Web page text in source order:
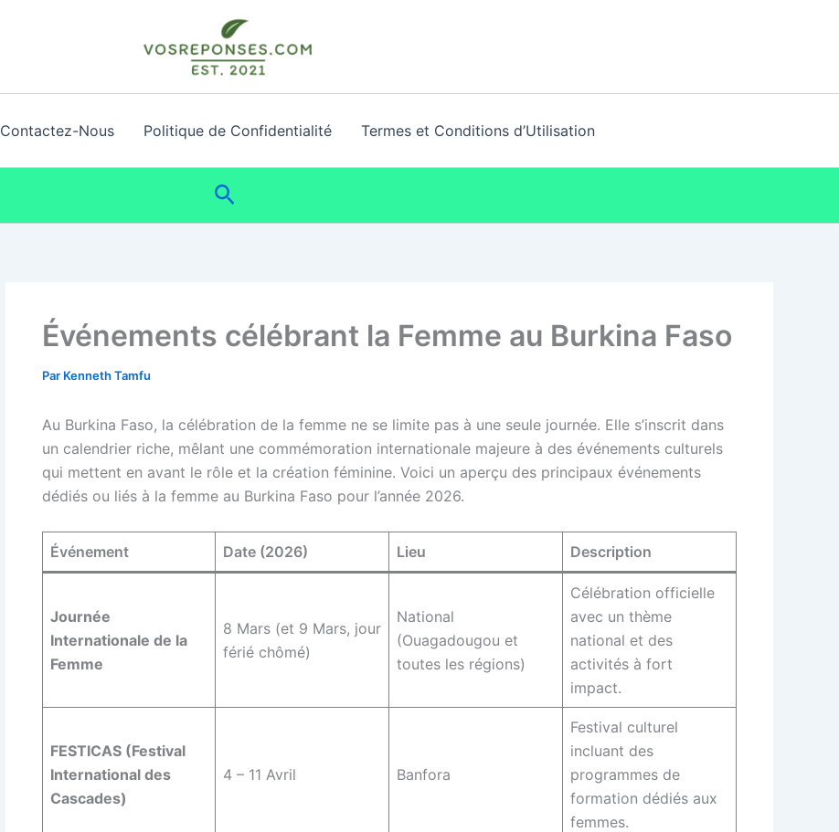
Contactez-Nous Politique de Confidentialité Termes et Conditions d’Utilisation
Rechercher
Événements célébrant la Femme au Burkina Faso
Par Kenneth Tamfu
Au Burkina Faso, la célébration de la femme ne se limite pas à une seule journée. Elle s’inscrit dans
un calendrier riche, mêlant une commémoration internationale majeure à des événements culturels
qui mettent en avant le rôle et la création féminine. Voici un aperçu des principaux événements
dédiés ou liés à la femme au Burkina Faso pour l’année 2026.
Événement Date (2026) Lieu Description
Journée
Internationale de la
Femme
8 Mars (et 9 Mars, jour
férié chômé)
National
(Ouagadougou et
toutes les régions)
Célébration officielle
avec un thème
national et des
activités à fort
impact.
FESTICAS (Festival
International des
Cascades)
4 – 11 Avril Banfora
Festival culturel
incluant des
programmes de
formation dédiés aux
femmes.